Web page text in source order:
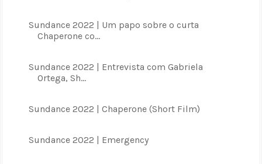
Sundance 2022 | Um papo sobre o curta
Chaperone co...
Sundance 2022 | Entrevista com Gabriela
Ortega, Sh...
Sundance 2022 | Chaperone (Short Film)
Sundance 2022 | Emergency